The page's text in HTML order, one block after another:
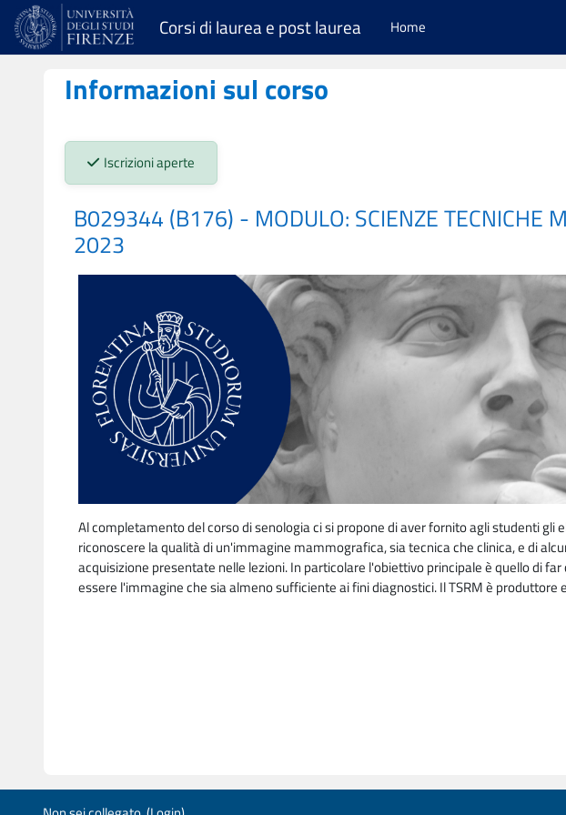
Vai al contenuto principale
Corsi di laurea e post laurea Home
Informazioni sul corso
Stato iscrizioni:
Iscrizioni aperte
B029344 (B176) - MODULO: SCIENZE TECNICHE
2023
Al completamento del corso di senologia ci si propone di aver fornito agli studenti gli
riconoscere la qualità di un'immagine mammografica, sia tecnica che clinica, e di
acquisizione presentate nelle lezioni. In particolare l'obiettivo principale è quello di
essere l'immagine che sia almeno sufficiente ai fini diagnostici. Il TSRM è produttore